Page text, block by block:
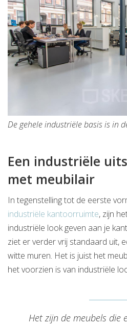
De gehele industriële basis is in
Een industriële
met meubilair
In tegenstelling tot de eerste
industriële kantoorruimte, zijn
industriële look geven aan je
ziet er verder vrij standaard uit,
witte muren. Het is juist het
het voorzien is van industriële
Het zijn de meubels die